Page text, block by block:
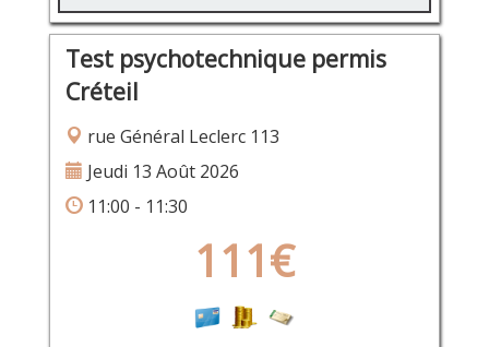
Test psychotechnique permis
Créteil
rue Général Leclerc 113
Jeudi 13 Août 2026
11:00 - 11:30
111€